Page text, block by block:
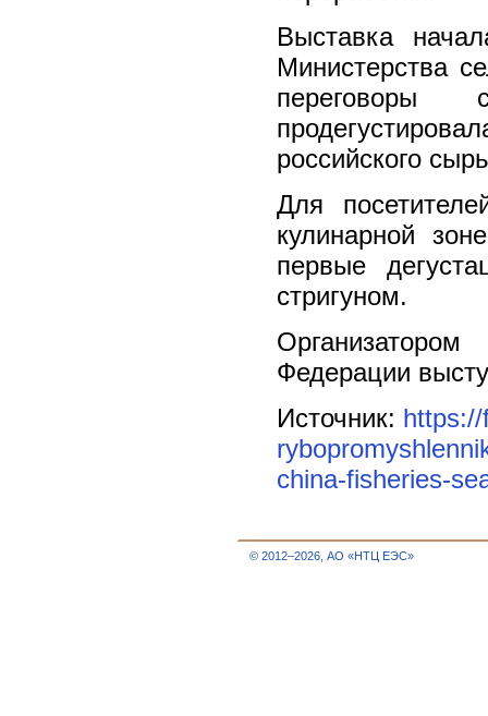
Выставка
Министерства
переговоры
российского
Для
кулинарной
первые
стригуном.
Организатором
Федерации
Источник:
china-fisheries-
© 2012–2026, АО «НТЦ ЕЭС»